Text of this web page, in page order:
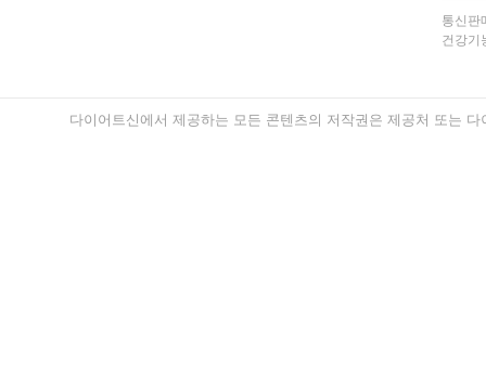
통신판
건강기
다이어트신에서 제공하는 모든 콘텐츠의 저작권은 제공처 또는